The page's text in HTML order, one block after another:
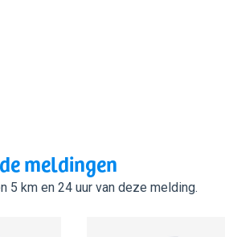
meldingen
5 km en 24 uur van deze melding.